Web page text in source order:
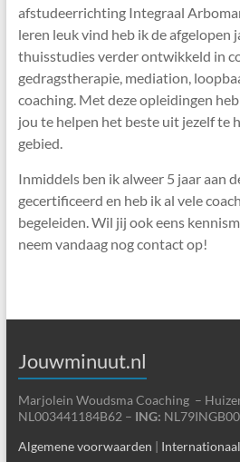
afstudeerrichting Integraal
leren leuk vind heb ik de afgelopen
thuisstudies verder ontwikkeld in
gedragstherapie, mediation,
coaching. Met deze opleidingen
jou te helpen het beste uit jezelf te
gebied.
Inmiddels ben ik alweer 5 jaar aan
gecertificeerd en heb ik al vele
begeleiden. Wil jij ook eens
neem vandaag nog contact op!
Jouwminuut.nl
Marjolein Woudsma Coaching –
NL003441184B62 – ING:
Algemene voorwaarden |